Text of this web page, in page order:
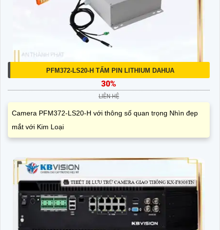
PFM372-LS20-H TẤM PIN LITHIUM DAHUA
30%
LIÊN HỆ
Camera PFM372-LS20-H với thông số quan trọng Nhìn đẹp
mắt với Kim Loại